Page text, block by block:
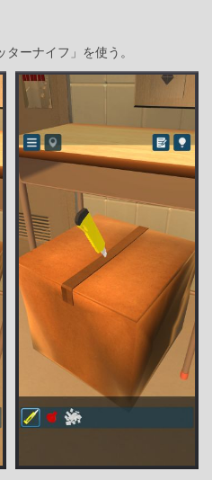
ーナイフ」を使う。